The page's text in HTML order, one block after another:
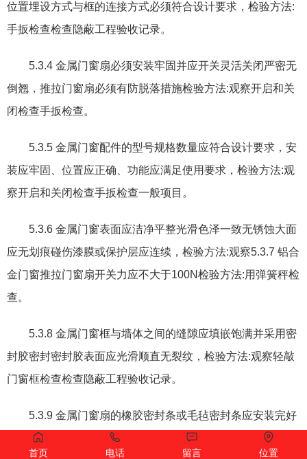
位置埋设方式与框的连接方式必须符合设计要求 ， 检验方法:
手扳检查检查隐蔽工程验收记录。
5.3.4 金属门窗扇必须安装牢固并应开关灵活关闭严密无
倒翘 ， 推拉门窗扇必须有防脱落措施检验方法:观察开启和关
闭检查手扳检查。
5.3.5 金属门窗配件的型号规格数量应符合设计要求 ， 安
装应牢固
位置应正确 功能应满足使用要求 ， 检验方法:观
察开启和关闭检查手扳检查一般项目。
5.3.6 金属门窗表面应洁净平整光滑色泽一致无锈蚀大面
应无划痕碰伤漆膜或保护层应连续 ， 检验方法:观察5.3.7 铝合
金门窗推拉门窗扇开关力应不大于100N检验方法:用弹簧秤检
查。
5.3.8 金属门窗框与墙体之间的缝隙应填嵌饱满并采用密
封胶密封密封胶表面应光滑顺直无裂纹 ， 检验方法:观察轻敲
门窗框检查检查隐蔽工程验收记录。
5.3.9 金属门窗扇的橡胶密封条或毛毡密封条应安装完好
不得脱槽
观察开启和关闭检查
有排水孔的
首页 电话 留言 位置